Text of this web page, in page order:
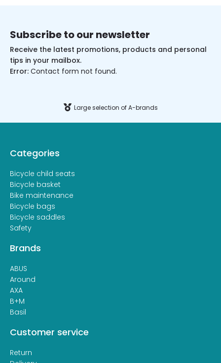
Subscribe to our newsletter
Receive the latest promotions, products and personal
tips in your mailbox.
Error: Contact form not found.
Large selection of A-brands
Categories
Bicycle child seats
Bicycle basket
Bike maintenance
Bicycle bags
Bicycle saddles
Safety
Brands
ABUS
Around
AXA
B+M
Basil
Customer service
Return